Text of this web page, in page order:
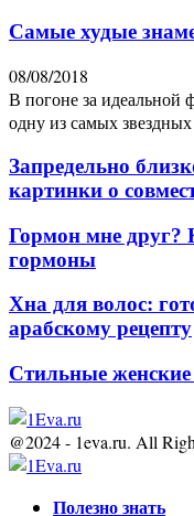
Самые худые
08/08/2018
В погоне за идеальной
одну из самых
Запредельно
картинки о
Гормон мне друг?
гормоны
Хна для волос:
арабскому рецепту
Стильные
@2024 - 1eva.ru. All
Полезно знать